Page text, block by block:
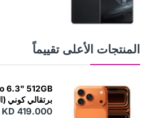
المنتجات الأعلى تقييماً
برتقالي كوني
KD 419.000